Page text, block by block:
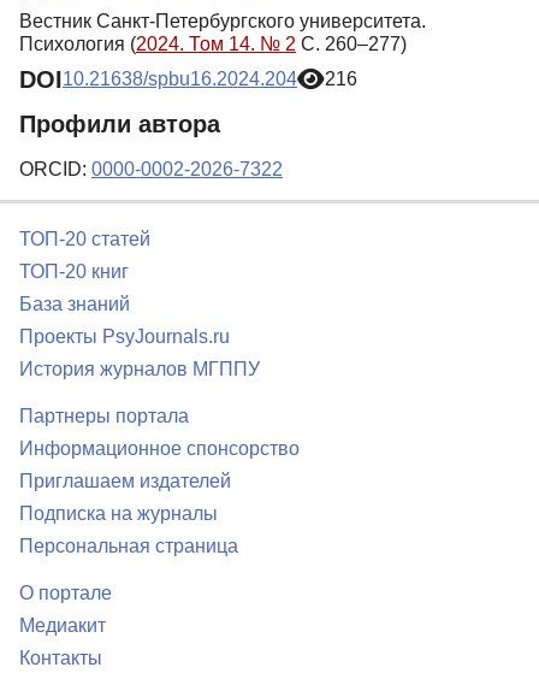
Вестник Санкт-Петербургского университета.
Психология (2024. Том 14. № 2 С. 260–277)
DOI10.21638/spbu16.2024.204 216
Профили автора
ORCID: 0000-0002-2026-7322
ТОП-20 статей
ТОП-20 книг
База знаний
Проекты PsyJournals.ru
История журналов МГППУ
Партнеры портала
Информационное спонсорство
Приглашаем издателей
Подписка на журналы
Персональная страница
О портале
Медиакит
Контакты